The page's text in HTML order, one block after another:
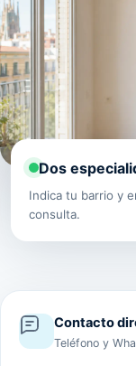
Dos
Indica tu barrio y
consulta.
Contacto
Teléfono y